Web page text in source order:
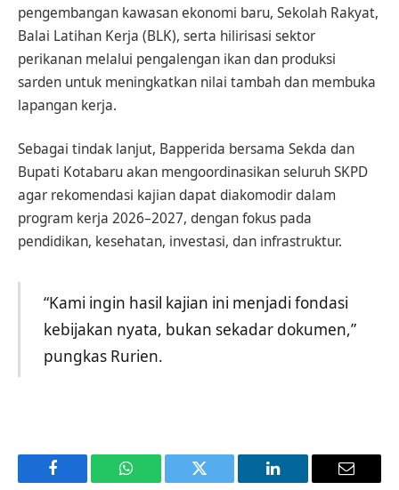
pengembangan kawasan ekonomi baru, Sekolah Rakyat,
Balai Latihan Kerja (BLK), serta hilirisasi sektor
perikanan melalui pengalengan ikan dan produksi
sarden untuk meningkatkan nilai tambah dan membuka
lapangan kerja.
Sebagai tindak lanjut, Bapperida bersama Sekda dan
Bupati Kotabaru akan mengoordinasikan seluruh SKPD
agar rekomendasi kajian dapat diakomodir dalam
program kerja 2026–2027, dengan fokus pada
pendidikan, kesehatan, investasi, dan infrastruktur.
“Kami ingin hasil kajian ini menjadi fondasi
kebijakan nyata, bukan sekadar dokumen,”
pungkas Rurien.
Facebook WhatsApp Twitter LinkedIn Email